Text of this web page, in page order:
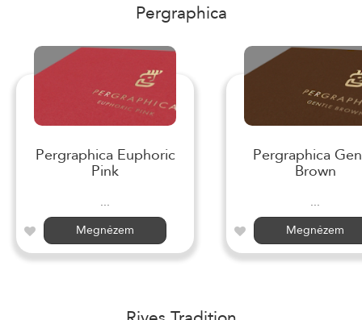
Pergraphica
Pergraphica Euphoric
Pink
...
Megnézem
Pergraphica
Brown
...
Megnézem